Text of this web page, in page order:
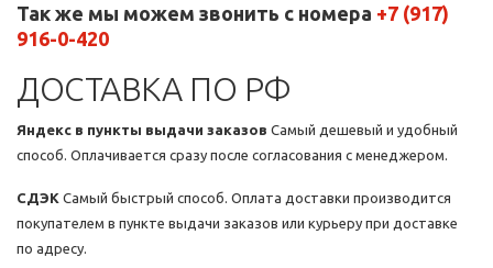
Так же мы можем звонить с номера +7 (917)
916-0-420
ДОСТАВКА ПО РФ
Яндекс в пункты выдачи заказов Самый дешевый и удобный
способ. Оплачивается сразу после согласования с менеджером.
СДЭК Самый быстрый способ. Оплата доставки производится
покупателем в пункте выдачи заказов или курьеру при доставке
по адресу.